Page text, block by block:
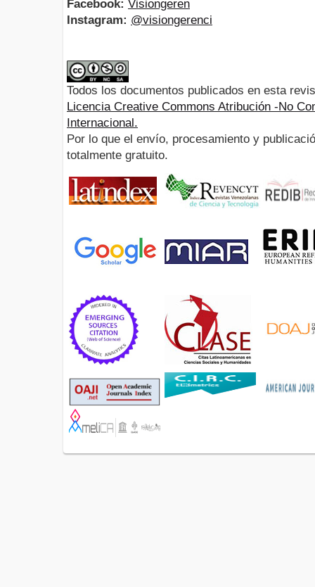
Facebook: Visiongeren
Instagram: @visiongerenci
Todos los documentos publicados en esta
Licencia Creative Commons Atribución -No
Internacional.
Por lo que el envío, procesamiento y
totalmente gratuito.